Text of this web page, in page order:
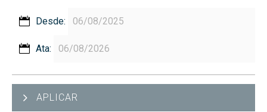
Desde:
Ata:
APLICAR